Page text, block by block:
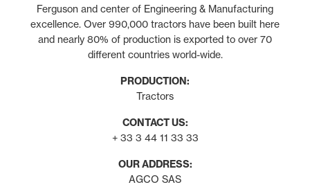
Ferguson and center of Engineering & Manufacturing
excellence. Over 990,000 tractors have been built here
and nearly 80% of production is exported to over 70
different countries world-wide.
PRODUCTION:
Tractors
CONTACT US:
+ 33 3 44 11 33 33
OUR ADDRESS:
AGCO SAS